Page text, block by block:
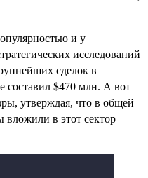
и у
исследований
сделок в
составил $470 млн. А вот
утверждая, что в общей
вложили в этот сектор